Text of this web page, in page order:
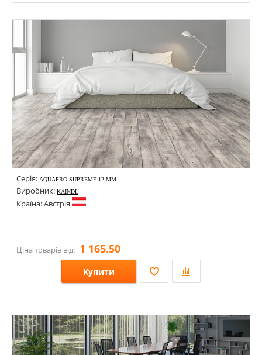
Розміри: 1203,5х132,8х8;
Стилі:
Серія: AQUAPRO SUPREME 12 MM
Виробник: KAINDL
Країна: Австрія
Ціна товарів від: 1 165.50
Купити
Розміри: 1290х193х12;
Стилі:
Кольори: